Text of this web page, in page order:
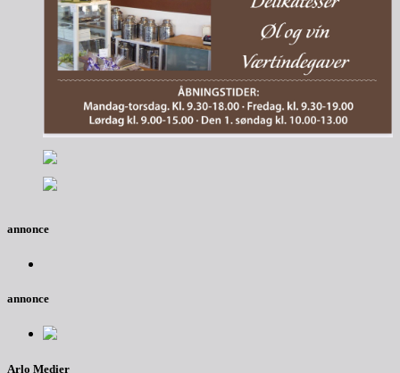
annonce
annonce
Arlo Medier